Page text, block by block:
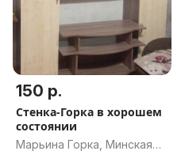
150 р.
Стенка-Горка в хорошем
состоянии
Марьина Горка, Минская